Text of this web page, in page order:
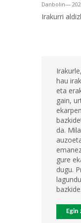
Danbolin—
Irakurri
hau
eta
gain,
da.
gure
dugu.
Egin